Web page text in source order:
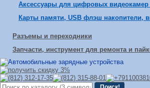
Аксессуары для цифровых видеокамер
Карты памяти, USB флэш накопители,
Разъемы и переходники
Запчасти, инструмент для ремонта и